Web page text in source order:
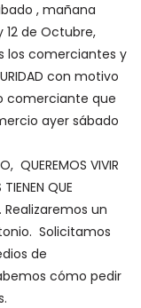
, mañana
12 de Octubre,
los comerciantes y
con motivo
comerciante que
ayer sábado
QUEREMOS VIVIR
QUE
Realizaremos un
Solicitamos
de
cómo pedir